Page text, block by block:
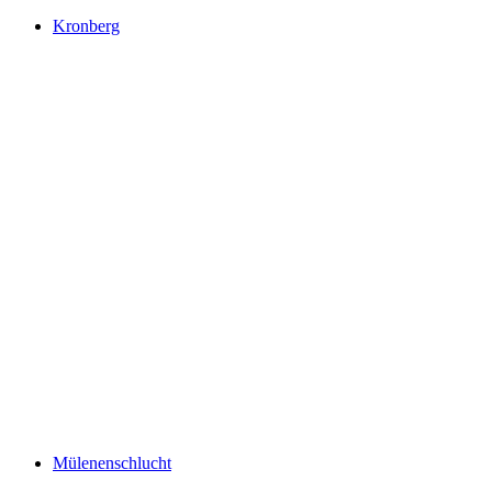
Kronberg
Mülenenschlucht